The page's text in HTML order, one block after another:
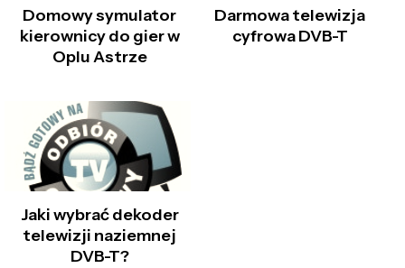
Domowy symulator
kierownicy do gier w
Oplu Astrze
Darmowa telewizja
cyfrowa DVB-T
Jaki wybrać dekoder
telewizji naziemnej
DVB-T?